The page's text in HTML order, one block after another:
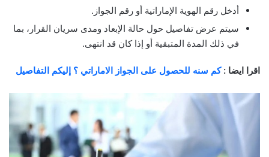
أدخل رقم الهوية الإماراتية أو رقم الجواز.
سيتم عرض تفاصيل حول حالة الإبعاد ومدى سريان القرار، بما
في ذلك المدة المتبقية أو إذا كان قد انتهى.
اقرا ايضا :كم سنه للحصول على الجواز الاماراتي ؟ إليكم التفاصيل